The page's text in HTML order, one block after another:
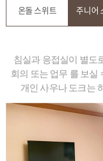
온돌 스위트 주니어
침실과 응접실이 별도
회의 또는 업무 를 보실
개인 사우나 도크는